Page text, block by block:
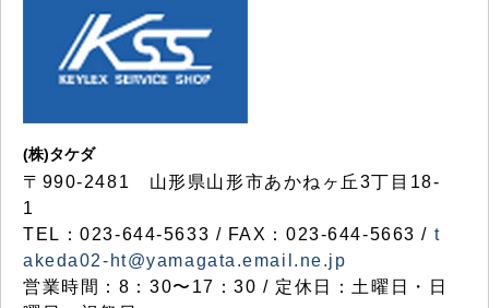
(株)タケダ
〒990-2481 山形県山形市あかねヶ丘3丁目18-
1
TEL：023-644-5633 / FAX：023-644-5663 / t
akeda02-ht@yamagata.email.ne.jp
営業時間：8：30〜17：30 / 定休日：土曜日・日